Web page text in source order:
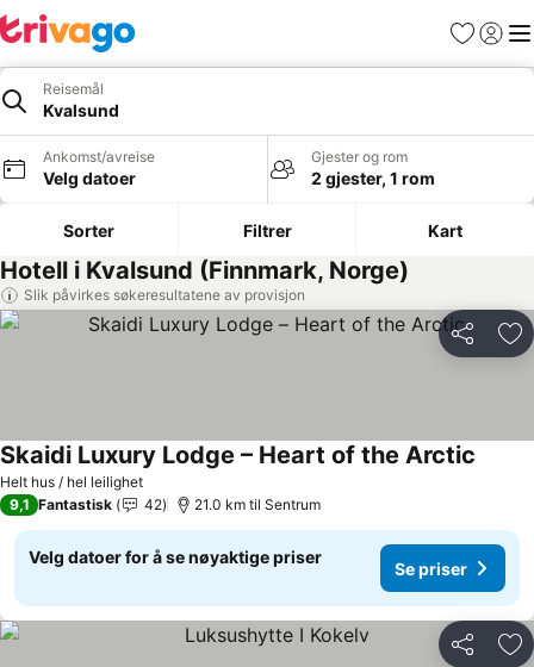
Favoritter
Logg
Reisemål
Kvalsund
Ankomst/avreise
Velg datoer
Gjester og rom
2 gjester, 1 rom
Sorter Filtrer Kart
Hotell i Kvalsund (Finnmark, Norge)
Slik påvirkes søkeresultatene av provisjon
Del
Helt hus / hel leilighet
Skaidi Luxury Lodge – Heart of the Arctic
9,1 Fantastisk 42 21.0 km til Sentrum
Velg datoer for å se nøyaktige priser
Se priser
Del